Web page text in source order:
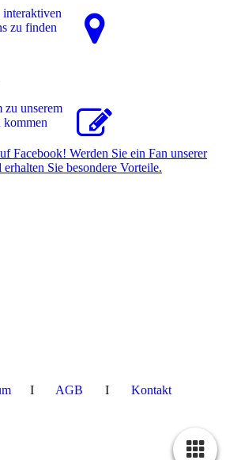
interaktiven
zu finden
unserem
Facebook! Werden Sie ein Fan unserer
Sie besondere Vorteile.
I AGB I Kontakt